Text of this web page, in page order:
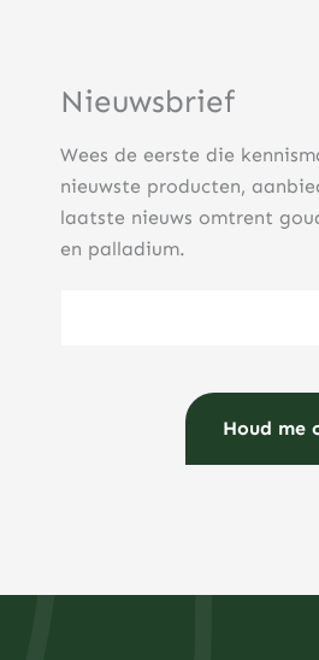
Nieuwsbrief
Wees de eerste die
nieuwste producten,
laatste nieuws omtrent
en palladium.